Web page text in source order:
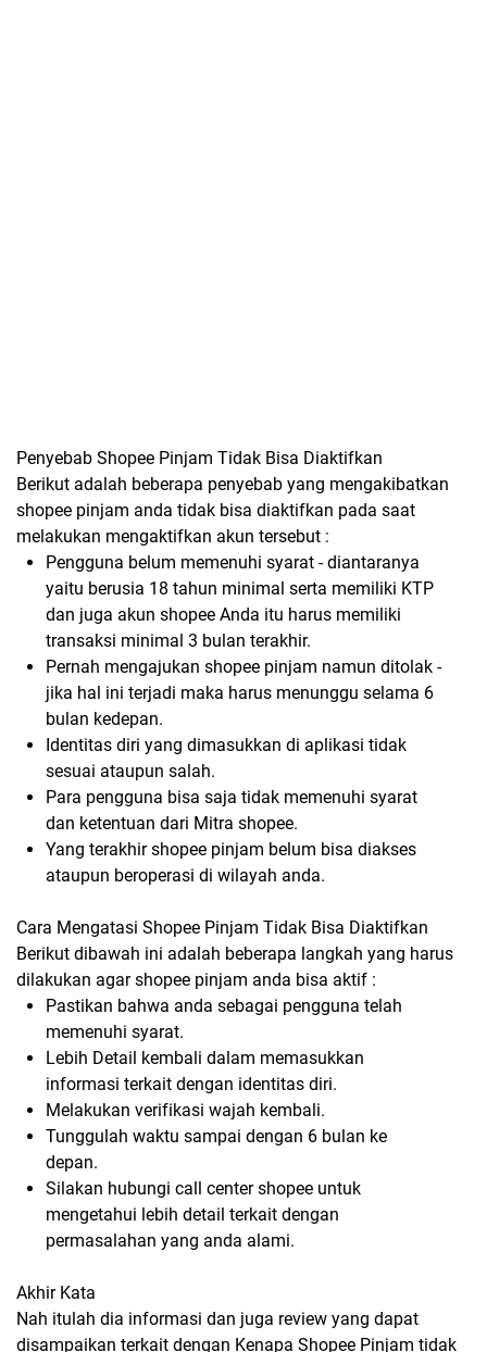
Penyebab Shopee Pinjam Tidak Bisa Diaktifkan
Berikut adalah beberapa penyebab yang mengakibatkan
shopee pinjam anda tidak bisa diaktifkan pada saat
melakukan mengaktifkan akun tersebut :
Pengguna belum memenuhi syarat - diantaranya
yaitu berusia 18 tahun minimal serta memiliki KTP
dan juga akun shopee Anda itu harus memiliki
transaksi minimal 3 bulan terakhir.
Pernah mengajukan shopee pinjam namun ditolak -
jika hal ini terjadi maka harus menunggu selama 6
bulan kedepan.
Identitas diri yang dimasukkan di aplikasi tidak
sesuai ataupun salah.
Para pengguna bisa saja tidak memenuhi syarat
dan ketentuan dari Mitra shopee.
Yang terakhir shopee pinjam belum bisa diakses
ataupun beroperasi di wilayah anda.
Cara Mengatasi Shopee Pinjam Tidak Bisa Diaktifkan
Berikut dibawah ini adalah beberapa langkah yang harus
dilakukan agar shopee pinjam anda bisa aktif :
Pastikan bahwa anda sebagai pengguna telah
memenuhi syarat.
Lebih Detail kembali dalam memasukkan
informasi terkait dengan identitas diri.
Melakukan verifikasi wajah kembali.
Tunggulah waktu sampai dengan 6 bulan ke
depan.
Silakan hubungi call center shopee untuk
mengetahui lebih detail terkait dengan
permasalahan yang anda alami.
Akhir Kata
Nah itulah dia informasi dan juga review yang dapat
disampaikan terkait dengan Kenapa Shopee Pinjam tidak